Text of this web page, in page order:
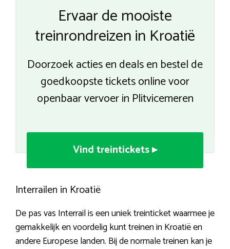
Ervaar de mooiste
treinrondreizen in Kroatië
Doorzoek acties en deals en bestel de
goedkoopste tickets online voor
openbaar vervoer in Plitvicemeren
Vind treintickets ▸
Interrailen in Kroatië
De pas vas Interrail is een uniek treinticket waarmee je
gemakkelijk en voordelig kunt treinen in Kroatië en
andere Europese landen. Bij de normale treinen kan je